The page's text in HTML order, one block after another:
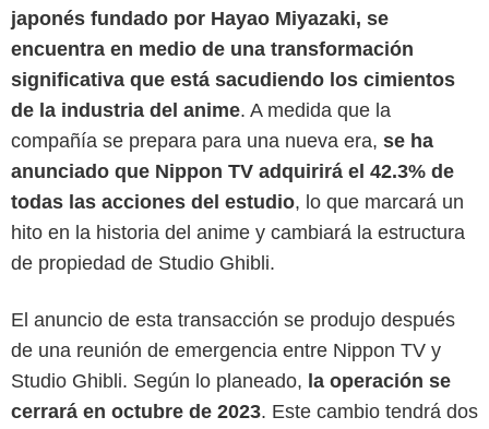
japonés fundado por Hayao Miyazaki, se
encuentra en medio de una transformación
significativa que está sacudiendo los cimientos
de la industria del anime. A medida que la
compañía se prepara para una nueva era, se ha
anunciado que Nippon TV adquirirá el 42.3% de
todas las acciones del estudio, lo que marcará un
hito en la historia del anime y cambiará la estructura
de propiedad de Studio Ghibli.
El anuncio de esta transacción se produjo después
de una reunión de emergencia entre Nippon TV y
Studio Ghibli. Según lo planeado, la operación se
cerrará en octubre de 2023. Este cambio tendrá dos
Studio Ghibli